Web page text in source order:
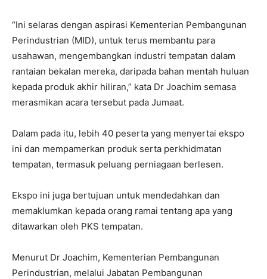
“Ini selaras dengan aspirasi Kementerian Pembangunan
Perindustrian (MID), untuk terus membantu para
usahawan, mengembangkan industri tempatan dalam
rantaian bekalan mereka, daripada bahan mentah huluan
kepada produk akhir hiliran,” kata Dr Joachim semasa
merasmikan acara tersebut pada Jumaat.
Dalam pada itu, lebih 40 peserta yang menyertai ekspo
ini dan mempamerkan produk serta perkhidmatan
tempatan, termasuk peluang perniagaan berlesen.
Ekspo ini juga bertujuan untuk mendedahkan dan
memaklumkan kepada orang ramai tentang apa yang
ditawarkan oleh PKS tempatan.
Menurut Dr Joachim, Kementerian Pembangunan
Perindustrian, melalui Jabatan Pembangunan